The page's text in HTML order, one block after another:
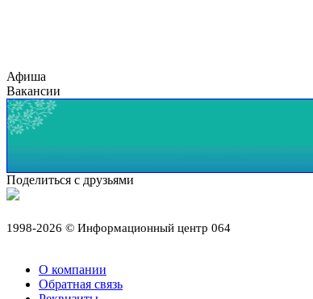
Афиша
Вакансии
Поделиться с друзьями
1998-2026 © Информационный центр 064
О компании
Обратная связь